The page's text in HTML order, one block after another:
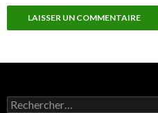
Rechercher :